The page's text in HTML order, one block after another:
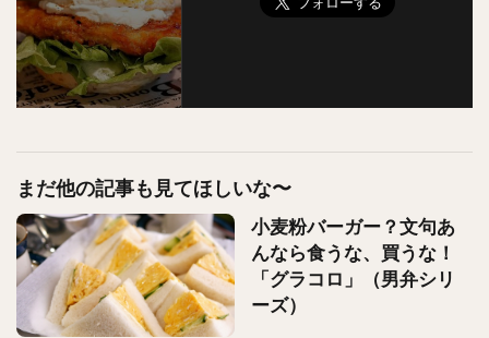
まだ他の記事も見てほしいな〜
小麦粉バーガー？文句あ
んなら食うな、買うな！
「グラコロ」（男弁シリ
ーズ）